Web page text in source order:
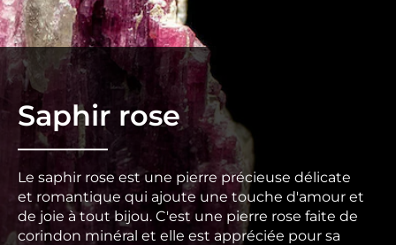
Saphir rose
Le saphir rose est une pierre précieuse délicate
et romantique qui ajoute une touche d'amour et
de joie à tout bijou. C'est une pierre rose faite de
corindon minéral et elle est appréciée pour sa